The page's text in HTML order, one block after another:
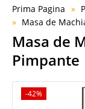
Prima Pagina
Masa de
Masa de
Pimpante
-42%